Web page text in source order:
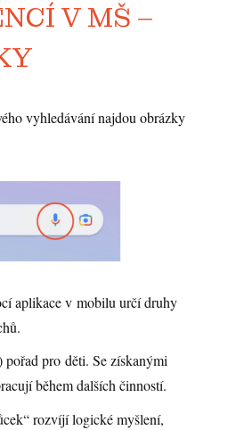
V MŠ –
vyhledávání najdou obrázky
aplikace v mobilu určí druhy
pro děti. Se získanými
během dalších činností.
rozvíjí logické myšlení,